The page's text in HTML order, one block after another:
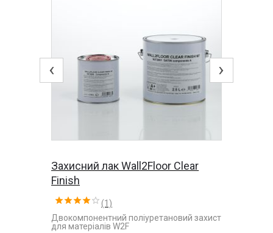
‹ ›
Захисний лак Wall2Floor Clear
Finish
(1)
Двокомпонентний поліуретановий захист
для матеріалів W2F